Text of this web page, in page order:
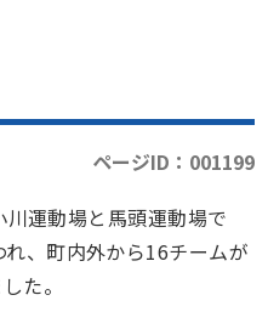
ページID：001199
運動場と馬頭運動場で
、町内外から16チームが
た。